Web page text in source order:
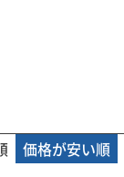
価格が安い順